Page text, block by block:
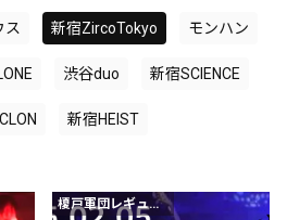
ス 新宿ZircoTokyo モンハン
渋谷duo 新宿SCIENCE
新宿HEIST
榎戸軍団レギュラー会員以上